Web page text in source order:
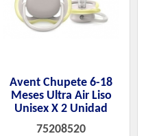
Avent Chupete 6-18
Meses Ultra Air Liso
Unisex X 2 Unidad
75208520